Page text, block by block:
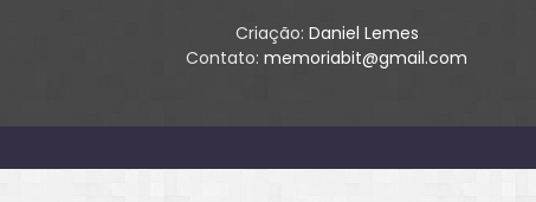
Criação: Daniel Lemes
Contato: memoriabit@gmail.com